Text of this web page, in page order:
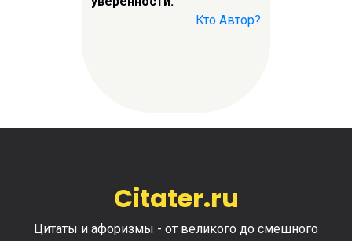
Кто Автор?
Citater.ru
Цитаты и афоризмы - от великого до смешного